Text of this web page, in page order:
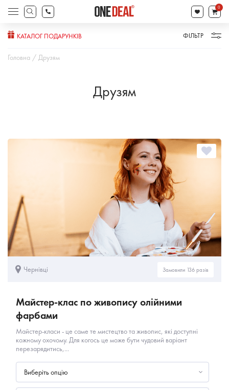
search
Products
search
0
Головна Друзям
Друзям
КАТАЛОГ ПОДАРУНКІВ ФІЛЬТР
Чернівці Замовили 136 разів
Майстер-клас по живопису олійними
фарбами
Майстер-класи - це саме те мистецтво та живопис, які доступні
кожному охочому. Для когось це може бути чудовий варіант
перезарядитись,...
Виберіть опцію